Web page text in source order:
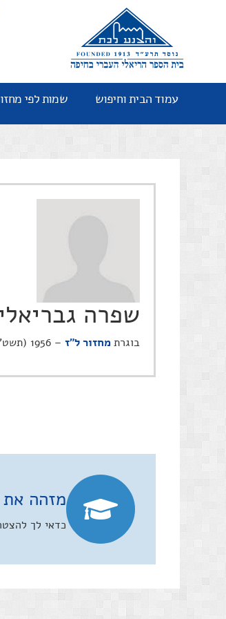
עמוד הבית וחיפוש שמות לפי
שפרה
בוגרתמחזור ל"ז – 1956 (תשט"ז)
מזהה
כדאי לך